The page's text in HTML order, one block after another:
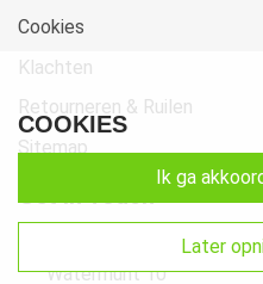
Cookies
Klachten
Retourneren & Ruilen
Sitemap
Get In Touch
Beste-Beddengoed.com
Watermunt 10
COOKIES
ik ga
later